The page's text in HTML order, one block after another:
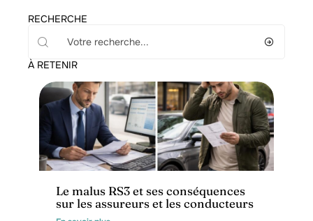
RECHERCHE
À RETENIR
Assurance
Le malus RS3 et ses conséquences
sur les assureurs et les conducteurs